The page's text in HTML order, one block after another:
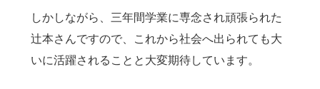
しかしながら、三年間学業に専念され頑張られた
辻本さんですので、これから社会へ出られても大
いに活躍されることと大変期待しています。